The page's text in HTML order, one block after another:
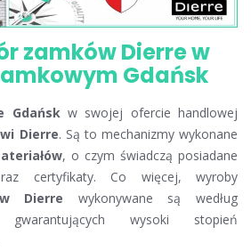
zamków Dierre w
Gdańsk
Gdańskw swojej ofercie handlowej
Dierre. Są to mechanizmy wykonane
, o czym świadczą posiadane
certyfikaty. Co więcej, wyroby
Dierre wykonywane są według
wysoki stopień